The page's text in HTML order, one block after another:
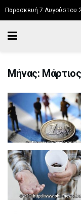
Παρασκευή 7 Αυγούστου
Μήνας: